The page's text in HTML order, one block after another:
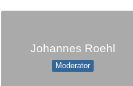
Johannes Roehl
Moderator